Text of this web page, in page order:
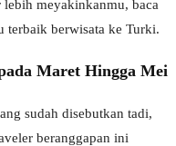
meyakinkanmu, baca
terbaik berwisata ke Turki.
Maret Hingga Mei
sudah disebutkan tadi,
beranggapan ini